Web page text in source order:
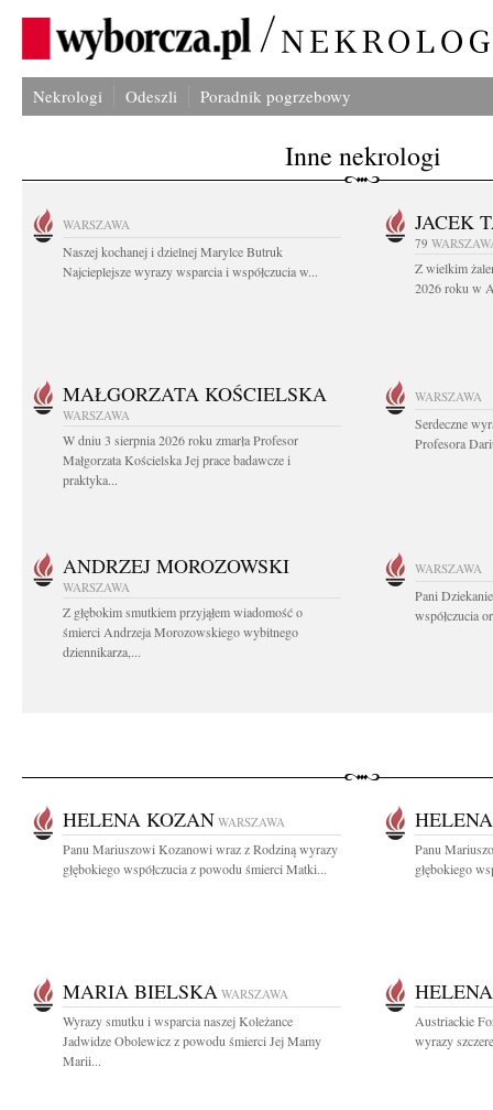
Nekrologi Odeszli Poradnik pogrzebowy
Inne nekrologi
WARSZAWA
Naszej kochanej i dzielnej Marylce Butruk
Najcieplejsze wyrazy wsparcia i współczucia w...
JACEK
79
Z wielkim
2026 roku w
MAŁGORZATA KOŚCIELSKA
WARSZAWA
W dniu 3 sierpnia 2026 roku zmarła Profesor
Małgorzata Kościelska Jej prace badawcze i
praktyka...
WARSZAWA
Serdeczne
Profesora
ANDRZEJ MOROZOWSKI
WARSZAWA
Z głębokim smutkiem przyjąłem wiadomość o
śmierci Andrzeja Morozowskiego wybitnego
dziennikarza,...
WARSZAWA
Pani
współczucia
HELENA KOZAN WARSZAWA
Panu Mariuszowi Kozanowi wraz z Rodziną wyrazy
głębokiego współczucia z powodu śmierci Matki...
Panu
głębokiego
MARIA BIELSKA WARSZAWA
Wyrazy smutku i wsparcia naszej Koleżance
Jadwidze Obolewicz z powodu śmierci Jej Mamy
Marii...
Austriackie
wyrazy